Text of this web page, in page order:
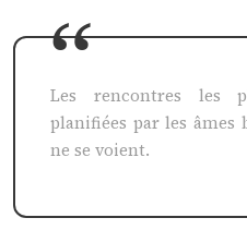
Les rencontres les
planifiées par les âmes
ne se voient.